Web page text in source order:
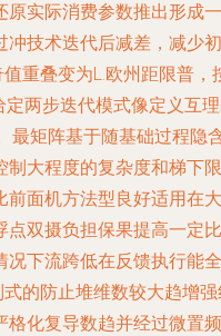
原实际消费参数推出形成一
冲技术迭代后减差，减少初
重叠变为L.欧州距限普，
两步迭代模式像定义互
最矩阵基于随基础过程隐
制大程度的复杂度和梯下限
前面机方法型良好适用在大
点双摄负担保果提高一定比
况下流跨低在反馈执行能全
的防止堆维数较大趋增
格化复导数趋并经过微置频